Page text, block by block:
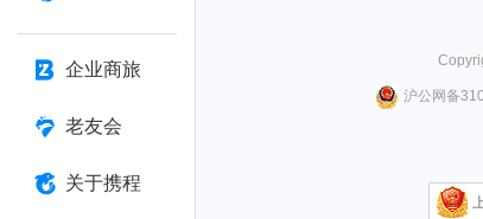
企业商旅
老友会
关于携程
沪公网备